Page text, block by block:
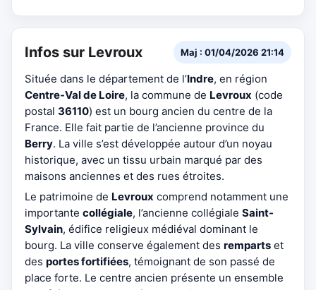
Infos sur Levroux Maj : 01/04/2026 21:14
Située dans le département de l’Indre, en région
Centre-Val de Loire, la commune de Levroux (code
postal 36110) est un bourg ancien du centre de la
France. Elle fait partie de l’ancienne province du
Berry. La ville s’est développée autour d’un noyau
historique, avec un tissu urbain marqué par des
maisons anciennes et des rues étroites.
Le patrimoine de Levroux comprend notamment une
importante collégiale, l’ancienne collégiale Saint-
Sylvain, édifice religieux médiéval dominant le
bourg. La ville conserve également des remparts et
des portes fortifiées, témoignant de son passé de
place forte. Le centre ancien présente un ensemble